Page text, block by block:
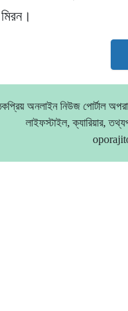
অনলাইন নিউজ পোর্টাল
লাইফস্টাইল, ক্যারিয়ার,